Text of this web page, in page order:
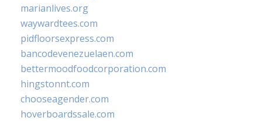
marianlives.org
waywardtees.com
pidfloorsexpress.com
bancodevenezuelaen.com
bettermoodfoodcorporation.com
hingstonnt.com
chooseagender.com
hoverboardssale.com